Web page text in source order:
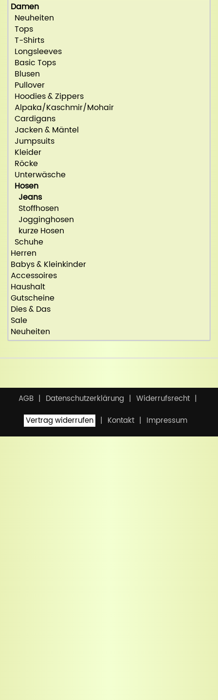
Damen
Neuheiten
Tops
T-Shirts
Longsleeves
Basic Tops
Blusen
Pullover
Hoodies & Zippers
Alpaka/Kaschmir/Mohair
Cardigans
Jacken & Mäntel
Jumpsuits
Kleider
Röcke
Unterwäsche
Hosen
Jeans
Stoffhosen
Jogginghosen
kurze Hosen
Schuhe
Herren
Babys & Kleinkinder
Accessoires
Haushalt
Gutscheine
Dies & Das
Sale
Neuheiten
AGB Datenschutzerklärung
Widerrufsrecht
Vertrag widerrufen
Kontakt Impressum